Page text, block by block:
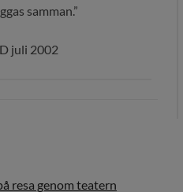
samman.”
juli 2002
resa genom teatern